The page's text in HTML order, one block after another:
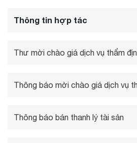
Thông tin hợp tác
Thư mời chào giá dịch vụ thẩm
Thông báo mời chào giá dịch vụ
Thông báo bán thanh lý tài sản